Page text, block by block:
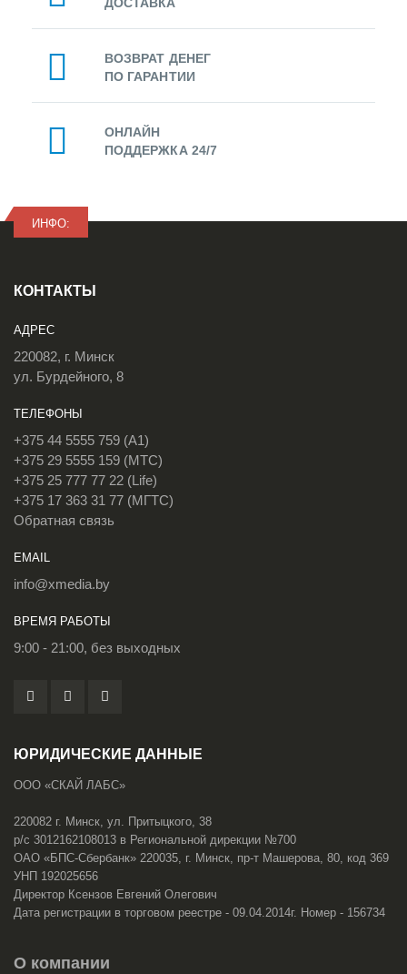
ДОСТАВКА
ВОЗВРАТ ДЕНЕГ
ПО ГАРАНТИИ
ОНЛАЙН
ПОДДЕРЖКА 24/7
ИНФО:
КОНТАКТЫ
АДРЕС
220082, г. Минск
ул. Бурдейного, 8
ТЕЛЕФОНЫ
+375 44 5555 759 (A1)
+375 29 5555 159 (МТС)
+375 25 777 77 22 (Life)
+375 17 363 31 77 (МГТС)
Обратная связь
EMAIL
info@xmedia.by
ВРЕМЯ РАБОТЫ
9:00 - 21:00, без выходных
ЮРИДИЧЕСКИЕ ДАННЫЕ
ООО «СКАЙ ЛАБС»
220082 г. Минск, ул. Притыцкого, 38
р/с 3012162108013 в Региональной дирекции №700
ОАО «БПС-Сбербанк» 220035, г. Минск, пр-т Машерова, 80, код 369
УНП 192025656
Директор Ксензов Евгений Олегович
Дата регистрации в торговом реестре - 09.04.2014г. Номер - 156734
О компании